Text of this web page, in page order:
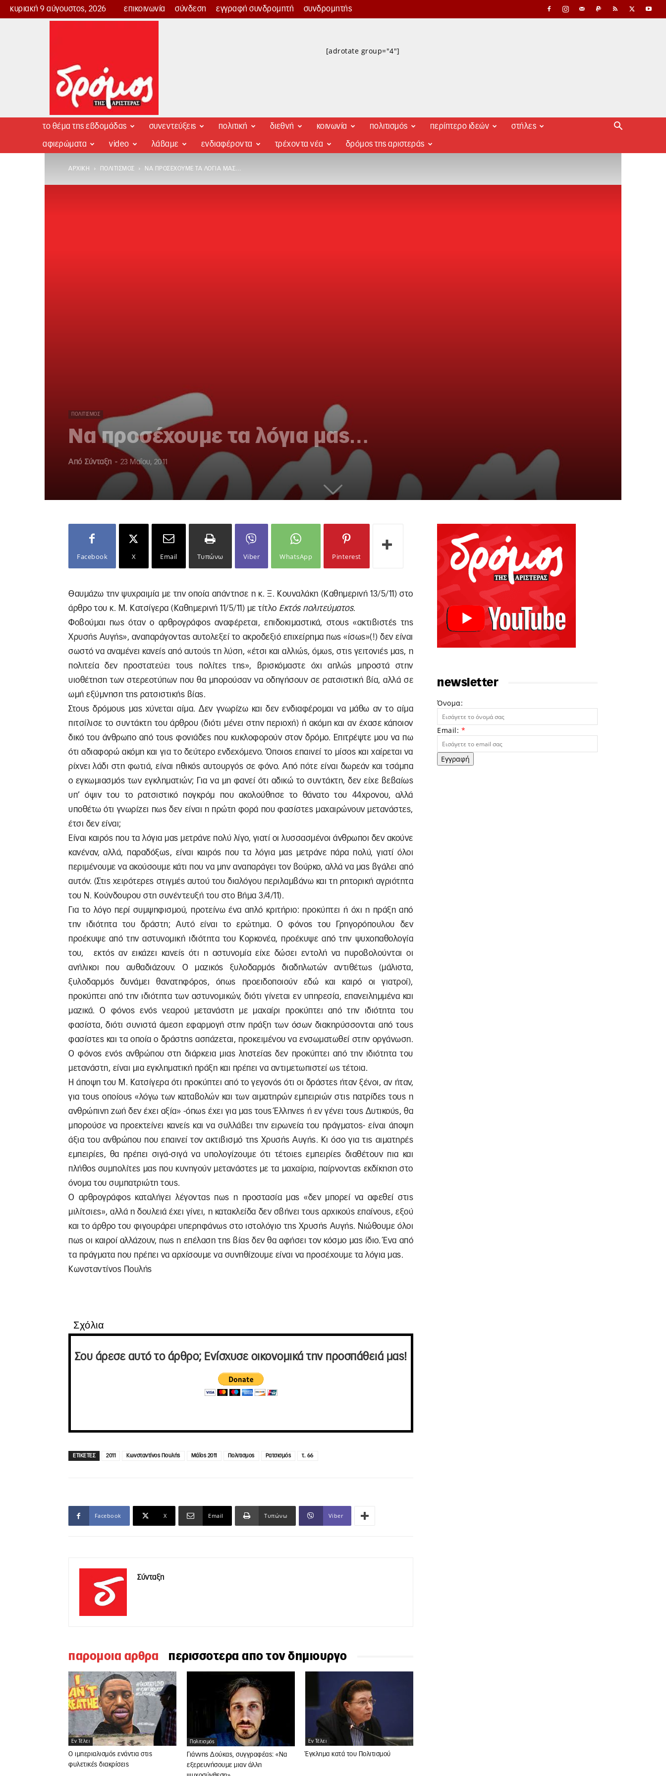
κυριακή 9 αύγουστος, 2026 επικοινωνία σύνδεση εγγραφή συνδρομητή συνδρομητής
Δρόμος
[adrotate group="4"]
το θέμα της εβδομάδας συνεντεύξεις πολιτική διεθνή κοινωνία πολιτισμός περίπτερο ιδεών στήλες
αφιερώματα video λάβαμε ενδιαφέροντα τρέχοντα νέα δρόμος της αριστεράς
ΑΡΧΙΚΉ ΠΟΛΙΤΙΣΜΌΣ ΝΑ ΠΡΟΣΈΧΟΥΜΕ ΤΑ ΛΌΓΙΑ ΜΑΣ…
ΠΟΛΙΤΙΣΜΌΣ
Να προσέχουμε τα λόγια μας…
Από Σύνταξη - 23 Μαΐου, 2011
Facebook X Email Τυπώνω Viber WhatsApp Pinterest
Θαυμάζω την ψυχραιμία με την οποία απάντησε η κ. Ξ. Κουναλάκη (Καθημερινή 13/5/11) στο
άρθρο του κ. Μ. Κατσίγερα (Καθημερινή 11/5/11) με τίτλο Εκτός πολιτεύματος.
Φοβούμαι πως όταν ο αρθρογράφος αναφέρεται, επιδοκιμαστικά, στους «ακτιβιστές της
Χρυσής Αυγής», αναπαράγοντας αυτολεξεί το ακροδεξιό επιχείρημα πως «ίσως»(!) δεν είναι
σωστό να αναμένει κανείς από αυτούς τη λύση, «έτσι και αλλιώς, όμως, στις γειτονιές μας, η
πολιτεία δεν προστατεύει τους πολίτες της», βρισκόμαστε όχι απλώς μπροστά στην
υιοθέτηση των στερεοτύπων που θα μπορούσαν να οδηγήσουν σε ρατσιστική βία, αλλά σε
ωμή εξύμνηση της ρατσιστικής βίας.
Στους δρόμους μας χύνεται αίμα. Δεν γνωρίζω και δεν ενδιαφέρομαι να μάθω αν το αίμα
πιτσίλισε το συντάκτη του άρθρου (διότι μένει στην περιοχή) ή ακόμη και αν έχασε κάποιον
δικό του άνθρωπο από τους φονιάδες που κυκλοφορούν στον δρόμο. Επιτρέψτε μου να πω
ότι αδιαφορώ ακόμη και για το δεύτερο ενδεχόμενο. Όποιος επαινεί το μίσος και χαίρεται να
ρίχνει λάδι στη φωτιά, είναι ηθικός αυτουργός σε φόνο. Από πότε είναι δωρεάν και τσάμπα
ο εγκωμιασμός των εγκληματιών; Για να μη φανεί ότι αδικώ το συντάκτη, δεν είχε βεβαίως
υπ’ όψιν του το ρατσιστικό πογκρόμ που ακολούθησε το θάνατο του 44χρονου, αλλά
υποθέτω ότι γνωρίζει πως δεν είναι η πρώτη φορά που φασίστες μαχαιρώνουν μετανάστες,
έτσι δεν είναι;
Είναι καιρός που τα λόγια μας μετράνε πολύ λίγο, γιατί οι λυσσασμένοι άνθρωποι δεν ακούνε
κανέναν, αλλά, παραδόξως, είναι καιρός που τα λόγια μας μετράνε πάρα πολύ, γιατί όλοι
περιμένουμε να ακούσουμε κάτι που να μην αναπαράγει τον βούρκο, αλλά να μας βγάλει από
αυτόν. (Στις χειρότερες στιγμές αυτού του διαλόγου περιλαμβάνω και τη ρητορική αγριότητα
του Ν. Κούνδουρου στη συνέντευξή του στο Βήμα 3/4/11).
Για το λόγο περί συμψηφισμού, προτείνω ένα απλό κριτήριο: προκύπτει ή όχι η πράξη από
την ιδιότητα του δράστη; Αυτό είναι το ερώτημα. Ο φόνος του Γρηγορόπουλου δεν
προέκυψε από την αστυνομική ιδιότητα του Κορκονέα, προέκυψε από την ψυχοπαθολογία
του, εκτός αν εικάζει κανείς ότι η αστυνομία είχε δώσει εντολή να πυροβολούνται οι
ανήλικοι που αυθαδιάζουν. Ο μαζικός ξυλοδαρμός διαδηλωτών αντιθέτως (μάλιστα,
ξυλοδαρμός δυνάμει θανατηφόρος, όπως προειδοποιούν εδώ και καιρό οι γιατροί),
προκύπτει από την ιδιότητα των αστυνομικών, διότι γίνεται εν υπηρεσία, επανειλημμένα και
μαζικά. Ο φόνος ενός νεαρού μετανάστη με μαχαίρι προκύπτει από την ιδιότητα του
φασίστα, διότι συνιστά άμεση εφαρμογή στην πράξη των όσων διακηρύσσονται από τους
φασίστες και τα οποία ο δράστης ασπάζεται, προκειμένου να ενσωματωθεί στην οργάνωση.
Ο φόνος ενός ανθρώπου στη διάρκεια μιας ληστείας δεν προκύπτει από την ιδιότητα του
μετανάστη, είναι μια εγκληματική πράξη και πρέπει να αντιμετωπιστεί ως τέτοια.
Η άποψη του Μ. Κατσίγερα ότι προκύπτει από το γεγονός ότι οι δράστες ήταν ξένοι, αν ήταν,
για τους οποίους «λόγω των καταβολών και των αιματηρών εμπειριών στις πατρίδες τους η
ανθρώπινη ζωή δεν έχει αξία» -όπως έχει για μας τους Έλληνες ή εν γένει τους Δυτικούς, θα
μπορούσε να προεκτείνει κανείς και να συλλάβει την ειρωνεία του πράγματος- είναι άποψη
άξια του ανθρώπου που επαινεί τον ακτιβισμό της Χρυσής Αυγής. Κι όσο για τις αιματηρές
εμπειρίες, θα πρέπει σιγά-σιγά να υπολογίζουμε ότι τέτοιες εμπειρίες διαθέτουν πια και
πλήθος συμπολίτες μας που κυνηγούν μετανάστες με τα μαχαίρια, παίρνοντας εκδίκηση στο
όνομα του συμπατριώτη τους.
Ο αρθρογράφος καταλήγει λέγοντας πως η προστασία μας «δεν μπορεί να αφεθεί στις
μιλίτσιες», αλλά η δουλειά έχει γίνει, η κατακλείδα δεν σβήνει τους αρχικούς επαίνους, εξού
και το άρθρο του φιγουράρει υπερηφάνως στο ιστολόγιο της Χρυσής Αυγής. Νιώθουμε όλοι
πως οι καιροί αλλάζουν, πως η επέλαση της βίας δεν θα αφήσει τον κόσμο μας ίδιο. Ένα από
τα πράγματα που πρέπει να αρχίσουμε να συνηθίζουμε είναι να προσέχουμε τα λόγια μας.
Κωνσταντίνος Πουλής
Σχόλια
Σου άρεσε αυτό το άρθρο; Ενίσχυσε οικονομικά την προσπάθειά μας!
ΕΤΙΚΕΤΕΣ 2011 Κωνσταντίνος Πουλής Μάϊος 2011 Πολιτισμος Ρατσισμός τ. 66
Facebook X Email Τυπώνω Viber
Σύνταξη
παρομοια αρθρα περισσοτερα απο τον δημιουργο
Εν Τέλει
Ο ιμπεριαλισμός ενάντια στις
φυλετικές διακρίσεις
Πολιτισμός
Γιάννης Δούκας, συγγραφέας: «Να
εξερευνήσουμε μιαν άλλη
Εν Τέλει
Έγκλημα κατά του Πολιτισμού
newsletter
Όνομα:
Email: *
Εγγραφή